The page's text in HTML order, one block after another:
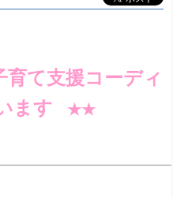
育て支援コーディ
ます ★★